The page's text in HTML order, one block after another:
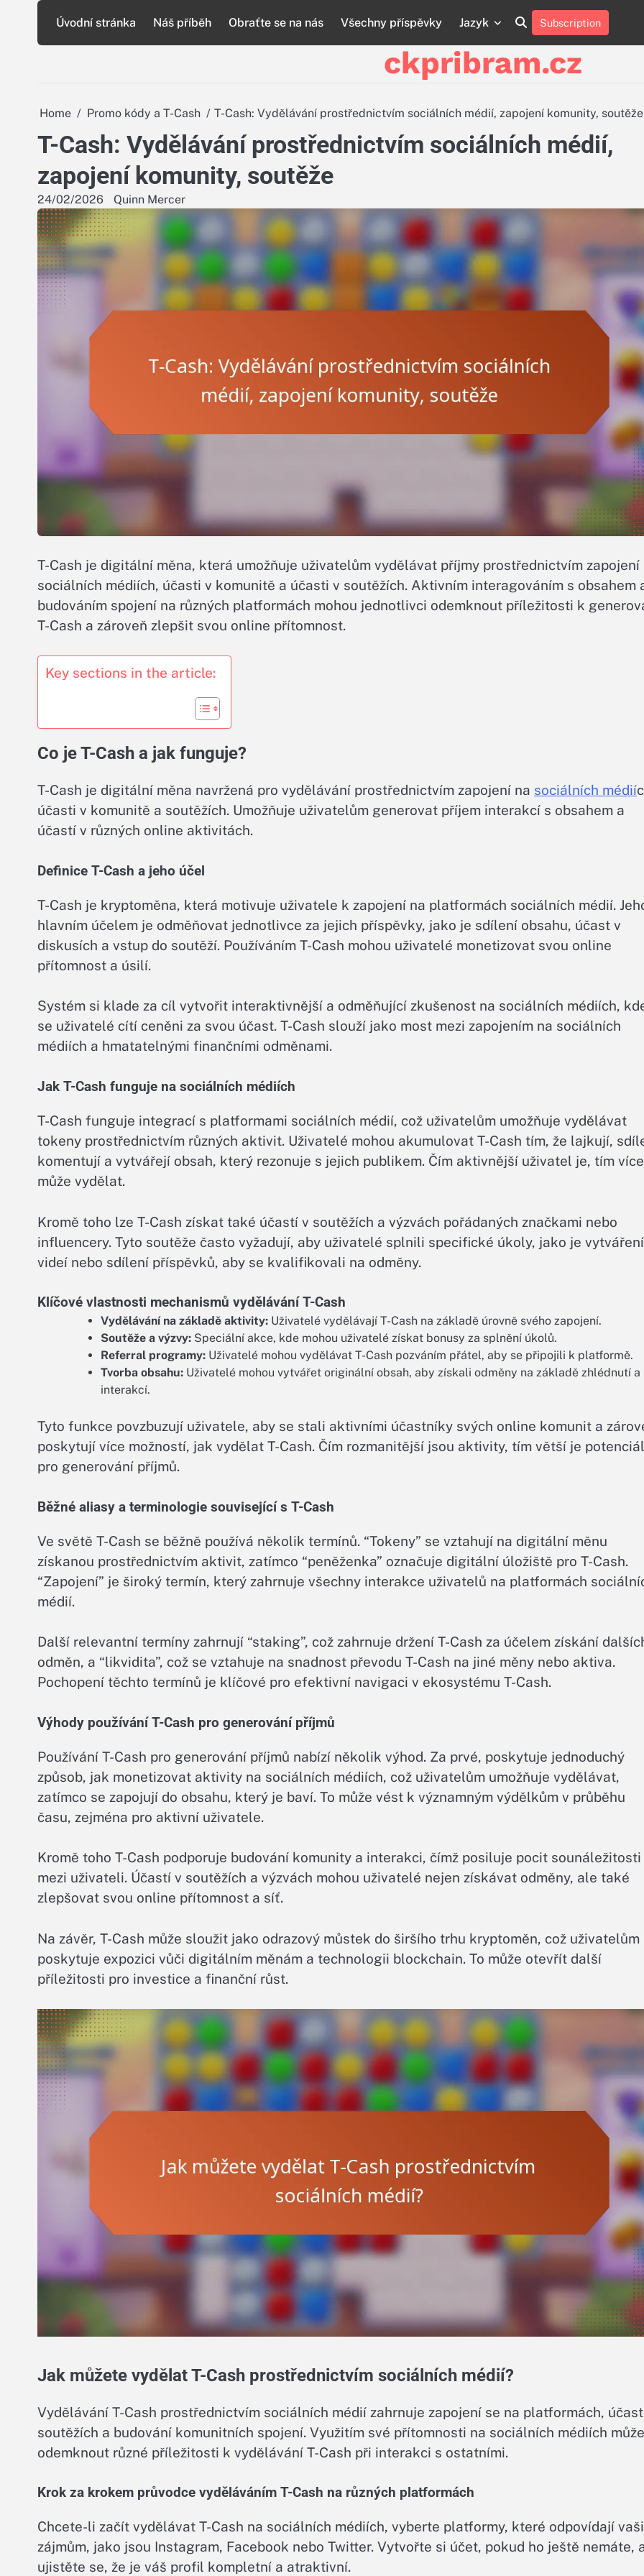
content
Úvodní stránka Náš příběh Obraťte se na nás Všechny příspěvky Jazyk
About
Us
Contact
Us
Cookie
Policy
Privacy
Policy
Sitemap
Terms
and
Conditions
Subscription
ckpribram.cz
Home Promo kódy a T-Cash T-Cash: Vydělávání prostřednictvím sociálních médií, zapojení komunity, soutěže
T-Cash: Vydělávání prostřednictvím sociálních médií,
zapojení komunity, soutěže
24/02/2026 Quinn Mercer
T-Cash je digitální měna, která umožňuje uživatelům vydělávat příjmy prostřednictvím zapojení
sociálních médiích, účasti v komunitě a účasti v soutěžích. Aktivním interagováním s obsahem
budováním spojení na různých platformách mohou jednotlivci odemknout příležitosti k
T-Cash a zároveň zlepšit svou online přítomnost.
Key sections in the article:
Co je T-Cash a jak funguje?
T-Cash je digitální měna navržená pro vydělávání prostřednictvím zapojení na sociálních médií
účasti v komunitě a soutěžích. Umožňuje uživatelům generovat příjem interakcí s obsahem a
účastí v různých online aktivitách.
Definice T-Cash a jeho účel
T-Cash je kryptoměna, která motivuje uživatele k zapojení na platformách sociálních médií.
hlavním účelem je odměňovat jednotlivce za jejich příspěvky, jako je sdílení obsahu, účast v
diskusích a vstup do soutěží. Používáním T-Cash mohou uživatelé monetizovat svou online
přítomnost a úsilí.
Systém si klade za cíl vytvořit interaktivnější a odměňující zkušenost na sociálních médiích,
se uživatelé cítí ceněni za svou účast. T-Cash slouží jako most mezi zapojením na sociálních
médiích a hmatatelnými finančními odměnami.
Jak T-Cash funguje na sociálních médiích
T-Cash funguje integrací s platformami sociálních médií, což uživatelům umožňuje vydělávat
tokeny prostřednictvím různých aktivit. Uživatelé mohou akumulovat T-Cash tím, že lajkují,
komentují a vytvářejí obsah, který rezonuje s jejich publikem. Čím aktivnější uživatel je, tím více
může vydělat.
Kromě toho lze T-Cash získat také účastí v soutěžích a výzvách pořádaných značkami nebo
influencery. Tyto soutěže často vyžadují, aby uživatelé splnili specifické úkoly, jako je vytváření
videí nebo sdílení příspěvků, aby se kvalifikovali na odměny.
Klíčové vlastnosti mechanismů vydělávání T-Cash
Vydělávání na základě aktivity: Uživatelé vydělávají T-Cash na základě úrovně svého zapojení.
Soutěže a výzvy: Speciální akce, kde mohou uživatelé získat bonusy za splnění úkolů.
Referral programy: Uživatelé mohou vydělávat T-Cash pozváním přátel, aby se připojili k platformě.
Tvorba obsahu: Uživatelé mohou vytvářet originální obsah, aby získali odměny na základě zhlédnutí a
interakcí.
Tyto funkce povzbuzují uživatele, aby se stali aktivními účastníky svých online komunit a
poskytují více možností, jak vydělat T-Cash. Čím rozmanitější jsou aktivity, tím větší je potenciál
pro generování příjmů.
Běžné aliasy a terminologie související s T-Cash
Ve světě T-Cash se běžně používá několik termínů. “Tokeny” se vztahují na digitální měnu
získanou prostřednictvím aktivit, zatímco “peněženka” označuje digitální úložiště pro T-Cash.
“Zapojení” je široký termín, který zahrnuje všechny interakce uživatelů na platformách
médií.
Další relevantní termíny zahrnují “staking”, což zahrnuje držení T-Cash za účelem získání
odměn, a “likvidita”, což se vztahuje na snadnost převodu T-Cash na jiné měny nebo aktiva.
Pochopení těchto termínů je klíčové pro efektivní navigaci v ekosystému T-Cash.
Výhody používání T-Cash pro generování příjmů
Používání T-Cash pro generování příjmů nabízí několik výhod. Za prvé, poskytuje jednoduchý
způsob, jak monetizovat aktivity na sociálních médiích, což uživatelům umožňuje vydělávat,
zatímco se zapojují do obsahu, který je baví. To může vést k významným výdělkům v průběhu
času, zejména pro aktivní uživatele.
Kromě toho T-Cash podporuje budování komunity a interakci, čímž posiluje pocit sounáležitosti
mezi uživateli. Účastí v soutěžích a výzvách mohou uživatelé nejen získávat odměny, ale také
zlepšovat svou online přítomnost a síť.
Na závěr, T-Cash může sloužit jako odrazový můstek do širšího trhu kryptoměn, což uživatelům
poskytuje expozici vůči digitálním měnám a technologii blockchain. To může otevřít další
příležitosti pro investice a finanční růst.
Jak můžete vydělat T-Cash prostřednictvím sociálních médií?
Vydělávání T-Cash prostřednictvím sociálních médií zahrnuje zapojení se na platformách,
soutěžích a budování komunitních spojení. Využitím své přítomnosti na sociálních médiích
odemknout různé příležitosti k vydělávání T-Cash při interakci s ostatními.
Krok za krokem průvodce vyděláváním T-Cash na různých platformách
Chcete-li začít vydělávat T-Cash na sociálních médiích, vyberte platformy, které odpovídají
zájmům, jako jsou Instagram, Facebook nebo Twitter. Vytvořte si účet, pokud ho ještě nemáte,
ujistěte se, že je váš profil kompletní a atraktivní.